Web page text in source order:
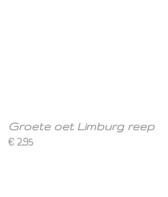
Groete oet Limburg reep
€ 2,95